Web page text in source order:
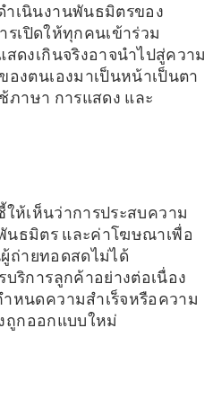
เนินงานพันธมิตรของ
เปิดให้ทุกคนเข้าร่วม
ดงเกินจริงอาจนำไปสู่ความ
งตนเองมาเป็นหน้าเป็นตา
ภาษา การแสดง และ
ห้เห็นว่าการประสบความ
นธมิตร และค่าโฆษณาเพื่อ
ถ่ายทอดสดไม่ได้
ริการลูกค้าอย่างต่อเนื่อง
หนดความสำเร็จหรือความ
ถูกออกแบบใหม่